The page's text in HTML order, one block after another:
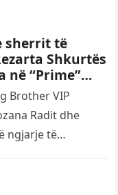
sherrit të
Shkurtës
në “Prime”
Brother VIP
Radit dhe
ngjarje të…